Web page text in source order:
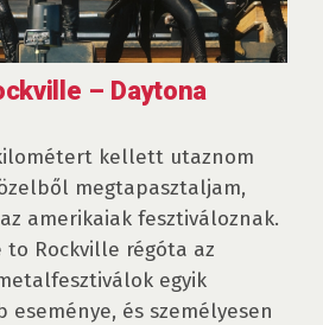
– Daytona
kellett utaznom
megtapasztaljam,
amerikaiak fesztiváloznak.
to Rockville régóta az
egyik
eseménye, és személyesen